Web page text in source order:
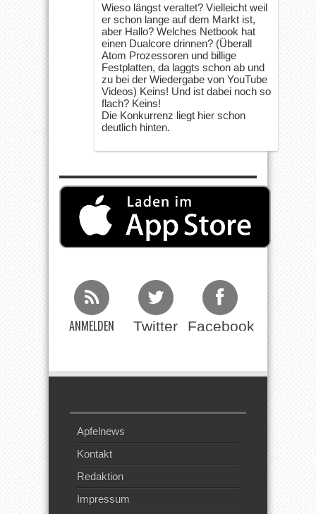
Wieso längst veraltet? Vielleicht weil
er schon lange auf dem Markt ist,
aber Hallo? Welches Netbook hat
einen Dualcore drinnen? (Überall
Atom Prozessoren und billige
Festplatten, da laggts schon ab und
zu bei der Wiedergabe von YouTube
Videos) Keins! Und ist dabei noch so
flach? Keins!
Die Konkurrenz liegt hier schon
deutlich hinten.
ANMELDEN Twitter Facebook
Apfelnews
Kontakt
Redaktion
Impressum